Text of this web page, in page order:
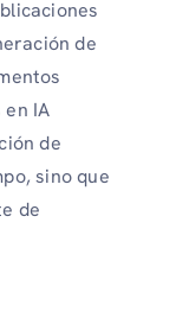
de
IA
de
sino que
de